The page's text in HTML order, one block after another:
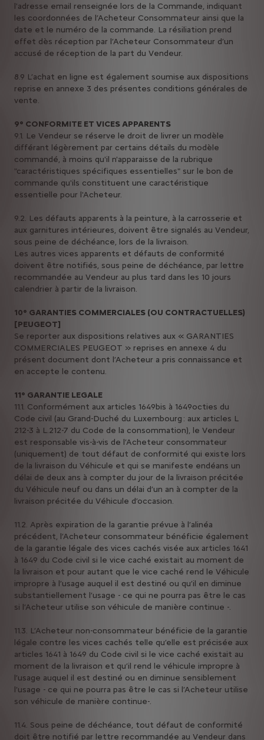
l'adresse email renseignée lors de la Commande, indiquant
les coordonnées de l’Acheteur Consommateur ainsi que la
date et le numéro de la commande. La résiliation prend
effet dès réception par l’Acheteur Consommateur d’un
accusé de réception de la part du Vendeur.
8.9 L’achat en ligne est également soumise aux dispositions
reprise en annexe 3 des présentes conditions générales de
vente.
9° CONFORMITE ET VICES APPARENTS
9.1. Le Vendeur se réserve le droit de livrer un modèle
différant légèrement par certains détails du modèle
commandé, à moins qu'il n'apparaisse de la rubrique
"caractéristiques spécifiques essentielles" sur le bon de
commande qu'ils constituent une caractéristique
essentielle pour l'Acheteur.
9.2. Les défauts apparents à la peinture, à la carrosserie et
aux garnitures intérieures, doivent être signalés au Vendeur,
sous peine de déchéance, lors de la livraison.
Les autres vices apparents et défauts de conformité
doivent être notifiés, sous peine de déchéance, par lettre
recommandée au Vendeur au plus tard dans les 10 jours
calendrier à partir de la livraison.
10° GARANTIES COMMERCIALES (OU CONTRACTUELLES)
[PEUGEOT]
Se reporter aux dispositions relatives aux « GARANTIES
COMMERCIALES PEUGEOT » reprises en annexe 4 du
présent document dont l’Acheteur a pris connaissance et
en accepte le contenu.
11° GARANTIE LEGALE
11.1. Conformément aux articles 1649bis à 1649octies du
Code civil (au Grand-Duché du Luxembourg : aux articles L
212-3 à L.212-7 du Code de la consommation), le Vendeur
est responsable vis-à-vis de l’Acheteur consommateur
(uniquement) de tout défaut de conformité qui existe lors
de la livraison du Véhicule et qui se manifeste endéans un
délai de deux ans à compter du jour de la livraison précitée
du Véhicule neuf ou dans un délai d’un an à compter de la
livraison précitée du Véhicule d’occasion.
11.2. Après expiration de la garantie prévue à l’alinéa
précédent, l’Acheteur consommateur bénéficie également
de la garantie légale des vices cachés visée aux articles 1641
à 1649 du Code civil si le vice caché existait au moment de
la livraison et pour autant que le vice caché rend le Véhicule
impropre à l’usage auquel il est destiné ou qu’il en diminue
substantiellement l’usage - ce qui ne pourra pas être le cas
si l’Acheteur utilise son véhicule de manière continue -.
11.3. L’Acheteur non-consommateur bénéficie de la garantie
légale contre les vices cachés telle qu’elle est précisée aux
articles 1641 à 1649 du Code civil si le vice caché existait au
moment de la livraison et qu’il rend le véhicule impropre à
l’usage auquel il est destiné ou en diminue sensiblement
l’usage - ce qui ne pourra pas être le cas si l’Acheteur utilise
son véhicule de manière continue-.
11.4. Sous peine de déchéance, tout défaut de conformité
doit être notifié par lettre recommandée au Vendeur dans